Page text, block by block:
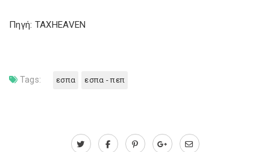
Πηγή: TAXHEAVEN
Tags: εσπα εσπα - πεπ